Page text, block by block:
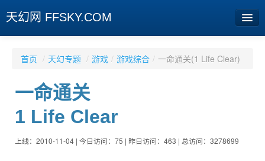
天幻网 FFSKY.COM
首页 / 天幻专题 / 游戏 / 游戏综合 / 一命通关(1 Life Clear)
一命通关
1 Life Clear
上线：2010-11-04 | 今日访问：75 | 昨日访问：463 | 总访问：3278699